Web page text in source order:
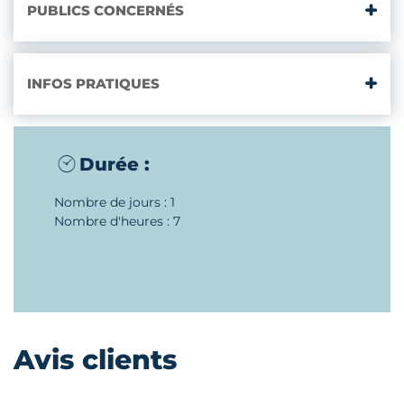
PUBLICS CONCERNÉS
INFOS PRATIQUES
Durée :
Nombre de jours : 1
Nombre d'heures : 7
Avis clients